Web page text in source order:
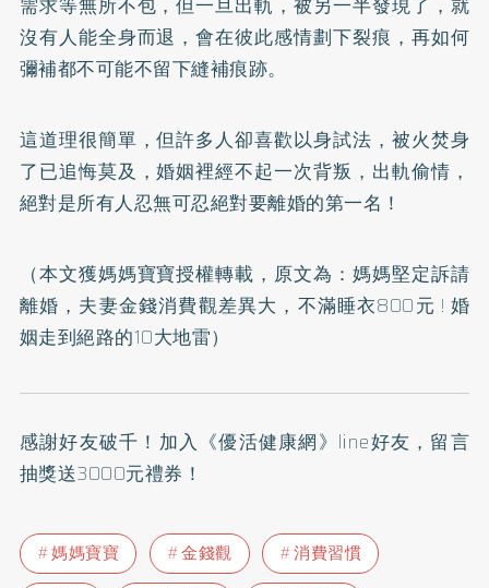
沒有人能全身而退，會在彼此感情劃下裂痕，再如何
彌補都不可能不留下縫補痕跡。
這道理很簡單，但許多人卻喜歡以身試法，被火焚身
了已追悔莫及，婚姻裡經不起一次背叛，出軌偷情，
絕對是所有人忍無可忍絕對要離婚的第一名！
（本文獲媽媽寶寶授權轉載，原文為： 媽媽堅定訴請
離婚，夫妻金錢消費觀差異大，不滿睡衣800元 ! 婚
姻走到絕路的10大地雷）
感謝好友破千！加入 《優活健康網》line好友 ，留言
抽獎送3000元禮券！
媽媽寶寶 金錢觀
消費習慣